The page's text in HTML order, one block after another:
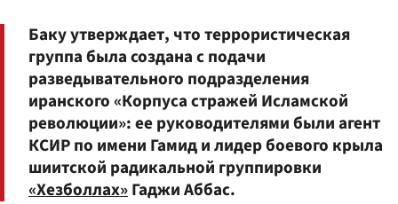
Баку утверждает, что террористическая
группа была создана с подачи
разведывательного подразделения
иранского «Корпуса стражей Исламской
революции»: ее руководителями были агент
КСИР по имени Гамид и лидер боевого крыла
шиитской радикальной группировки
«Хезболлах»Гаджи Аббас.